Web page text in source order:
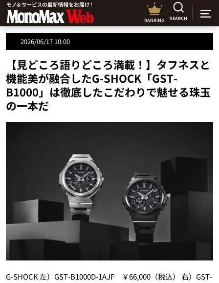
RANKING SEARCH
2026/06/17 10:00
【見どころ語りどころ満載！】タフネスと
機能美が融合したG-SHOCK「GST-
B1000」は徹底したこだわりで魅せる珠玉
の一本だ
G-SHOCK 左）GST-B1000D-1AJF ￥66,000（税込） 右）GST-